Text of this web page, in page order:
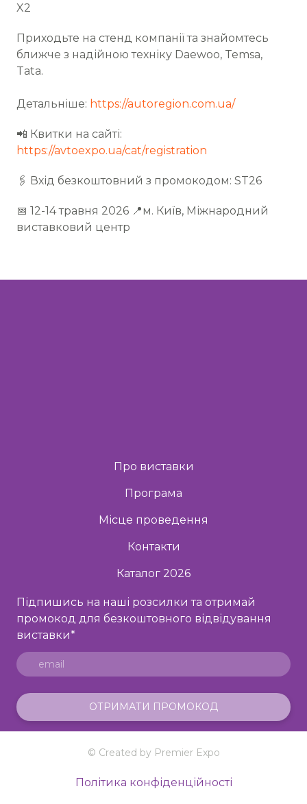
X2
Приходьте на стенд компанії та знайомтесь
ближче з надійною техніку Daewoo, Temsa,
Tata.
Детальніше: https://autoregion.com.ua/
📲 Квитки на сайті:
https://avtoexpo.ua/cat/registration
🖇 Вхід безкоштовний з промокодом: ST26
📅 12-14 травня 2026 📍м. Київ, Міжнародний
виставковий центр
Про виставки
Програма
Місце проведення
Контакти
Каталог 2026
Підпишись на наші розсилки та отримай
промокод для безкоштовного відвідування
виставки*
ОТРИМАТИ ПРОМОКОД
© Created by Premier Expo
Політика конфіденційності